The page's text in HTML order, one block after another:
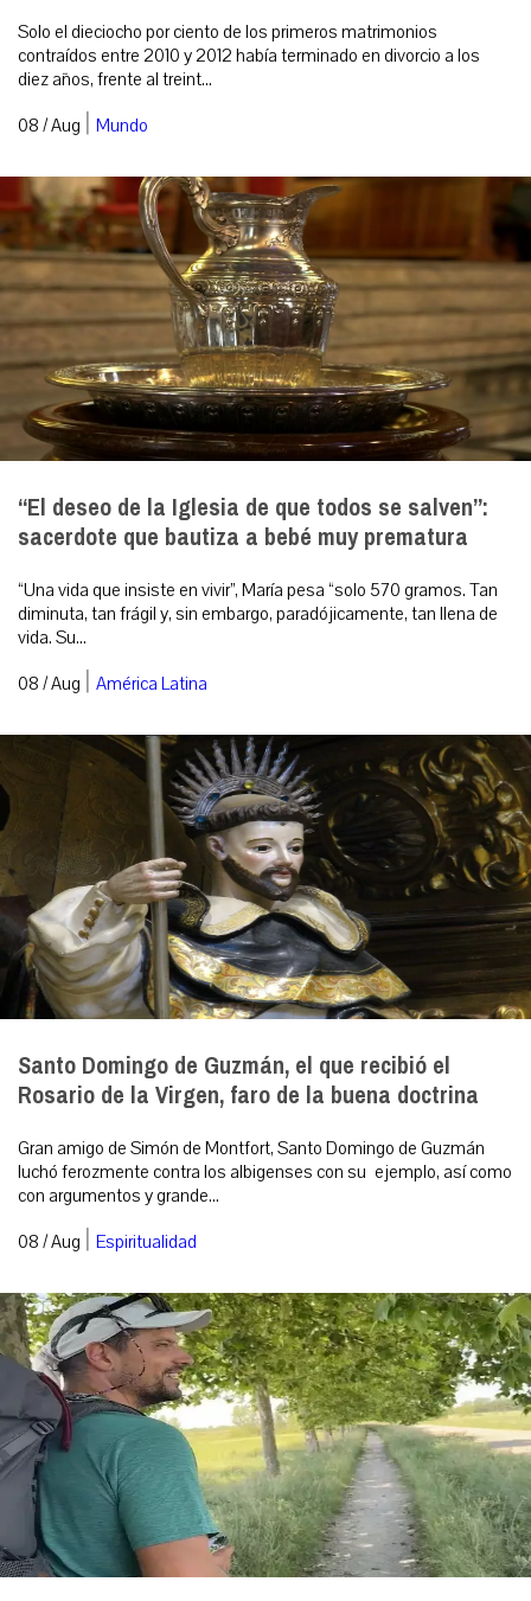
Solo el dieciocho por ciento de los primeros matrimonios
contraídos entre 2010 y 2012 había terminado en divorcio a los
diez años, frente al treint...
08 / Aug | Mundo
“El deseo de la Iglesia de que todos se salven”:
sacerdote que bautiza a bebé muy prematura
“Una vida que insiste en vivir”, María pesa “solo 570 gramos. Tan
diminuta, tan frágil y, sin embargo, paradójicamente, tan llena de
vida. Su...
08 / Aug | América Latina
Santo Domingo de Guzmán, el que recibió el
Rosario de la Virgen, faro de la buena doctrina
Gran amigo de Simón de Montfort, Santo Domingo de Guzmán
luchó ferozmente contra los albigenses con su ejemplo, así como
con argumentos y grande...
08 / Aug | Espiritualidad